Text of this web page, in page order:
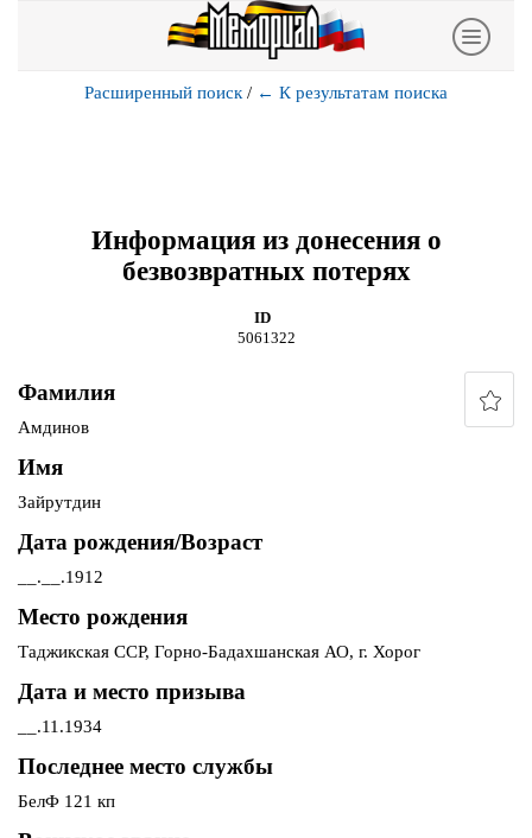
Расширенный поиск / ← К результатам поиска
Информация из донесения о
безвозвратных потерях
ID
5061322
Фамилия
Амдинов
Имя
Зайрутдин
Дата рождения/Возраст
__.__.1912
Место рождения
Таджикская ССР, Горно-Бадахшанская АО, г. Хорог
Дата и место призыва
__.11.1934
Последнее место службы
БелФ 121 кп